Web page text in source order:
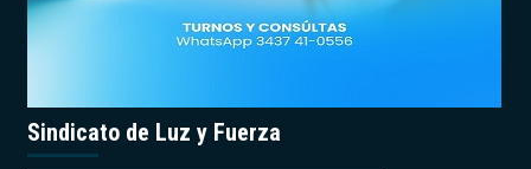
Sindicato de Luz y Fuerza